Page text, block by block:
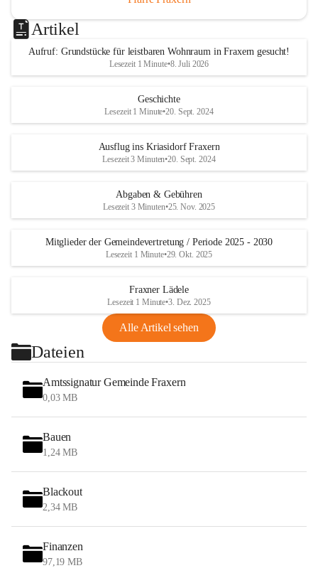
Artikel
Aufruf: Grundstücke für leistbaren Wohnraum in Fraxern gesucht!
Lesezeit 1 Minute•8. Juli 2026
Geschichte
Lesezeit 1 Minute•20. Sept. 2024
Ausflug ins Kriasidorf Fraxern
Lesezeit 3 Minuten•20. Sept. 2024
Abgaben & Gebühren
Lesezeit 3 Minuten•25. Nov. 2025
Mitglieder der Gemeindevertretung / Periode 2025 - 2030
Lesezeit 1 Minute•29. Okt. 2025
Fraxner Lädele
Lesezeit 1 Minute•3. Dez. 2025
Alle Artikel sehen
Dateien
Amtssignatur Gemeinde Fraxern
0,03 MB
Bauen
1,24 MB
Blackout
2,34 MB
Finanzen
97,19 MB